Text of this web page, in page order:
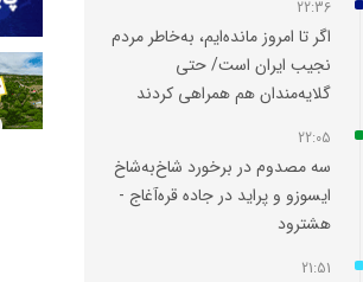
22:36
اگر تا امروز مانده‌ایم، به‌خاطر مردم
نجیب ایران است/ حتی
گلایه‌مندان هم همراهی کردند
22:05
سه مصدوم در برخورد شاخ‌به‌شاخ
ایسوزو و پراید در جاده قره‌آغاج -
هشترود
21:51